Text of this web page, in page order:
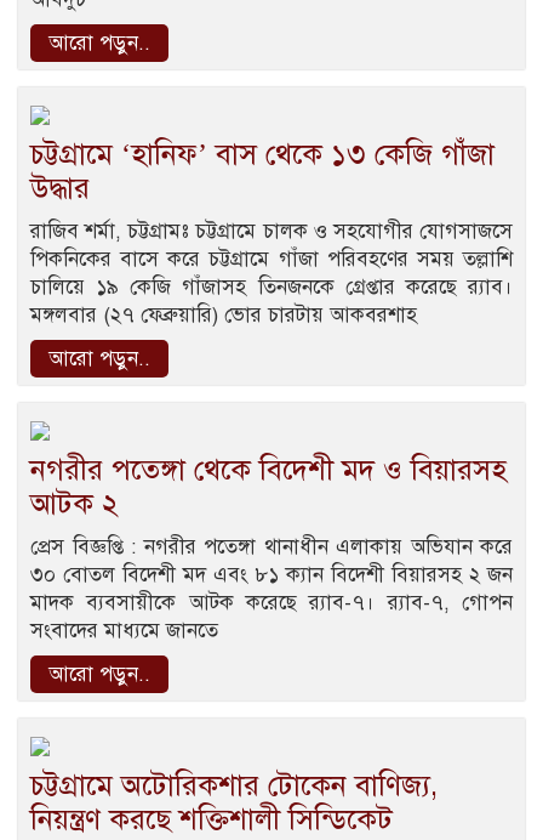
আরো পড়ুন..
চট্টগ্রামে ‘হানিফ’ বাস থেকে ১৩ কেজি গাঁজা
উদ্ধার
রাজিব শর্মা, চট্টগ্রামঃ চট্টগ্রামে চালক ও সহযোগীর যোগসাজসে
পিকনিকের বাসে করে চট্টগ্রামে গাঁজা পরিবহণের সময় তল্লাশি
চালিয়ে ১৯ কেজি গাঁজাসহ তিনজনকে গ্রেপ্তার করেছে র‌্যাব।
মঙ্গলবার (২৭ ফেব্রুয়ারি) ভোর চারটায় আকবরশাহ
আরো পড়ুন..
নগরীর পতেঙ্গা থেকে বিদেশী মদ ও বিয়ারসহ
আটক ২
প্রেস বিজ্ঞপ্তি : নগরীর পতেঙ্গা থানাধীন এলাকায় অভিযান করে
৩০ বোতল বিদেশী মদ এবং ৮১ ক্যান বিদেশী বিয়ারসহ ২ জন
মাদক ব্যবসায়ীকে আটক করেছে র‌্যাব-৭। র‌্যাব-৭, গোপন
সংবাদের মাধ্যমে জানতে
আরো পড়ুন..
চট্টগ্রামে অটোরিকশার টোকেন বাণিজ্য,
নিয়ন্ত্রণ করছে শক্তিশালী সিন্ডিকেট